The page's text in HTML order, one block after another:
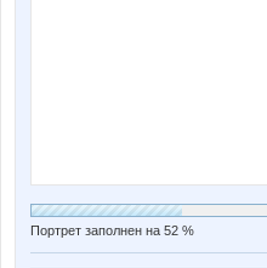
Портрет заполнен на 52 %